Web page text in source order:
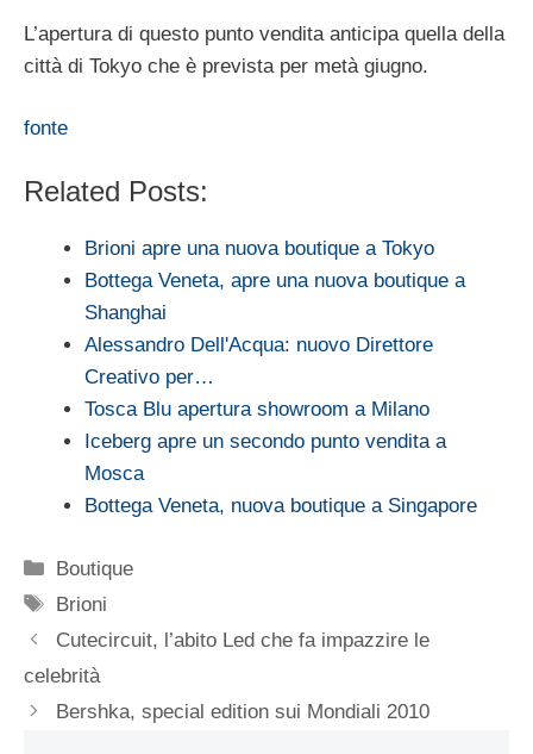
L’apertura di questo punto vendita anticipa quella della
città di Tokyo che è prevista per metà giugno.
fonte
Related Posts:
Brioni apre una nuova boutique a Tokyo
Bottega Veneta, apre una nuova boutique a
Shanghai
Alessandro Dell'Acqua: nuovo Direttore
Creativo per…
Tosca Blu apertura showroom a Milano
Iceberg apre un secondo punto vendita a
Mosca
Bottega Veneta, nuova boutique a Singapore
Categorie
Boutique
Tag
Brioni
Cutecircuit, l’abito Led che fa impazzire le
celebrità
Bershka, special edition sui Mondiali 2010